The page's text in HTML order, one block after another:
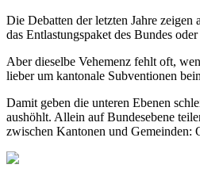
Die Debatten der letzten Jahre
das Entlastungspaket des Bundes
Aber dieselbe Vehemenz fehlt oft,
lieber um kantonale Subventionen
Damit geben die unteren Ebenen
aushöhlt. Allein auf Bundesebene
zwischen Kantonen und Gemeinden: